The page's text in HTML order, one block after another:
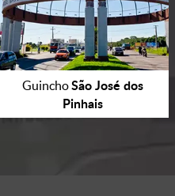
GuinchoSão José dos
Pinhais